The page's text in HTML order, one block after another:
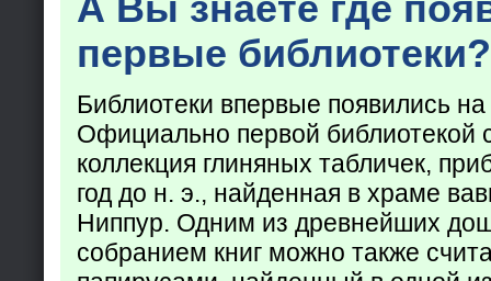
первые библиотеки?
Библиотеки впервые появились
Официально первой библиотекой
коллекция глиняных табличек,
год до н. э., найденная в храме
Ниппур. Одним из древнейших
собранием книг можно также